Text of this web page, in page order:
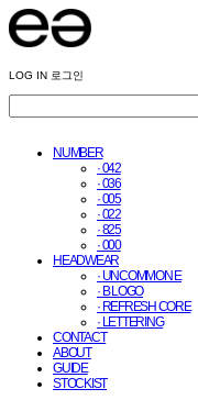
LOG IN 로그인
NUMBER
· 042
· 036
· 005
· 022
· 825
· 000
HEADWEAR
· UNCOMMON E
· B LOGO
· REFRESH CORE
· LETTERING
CONTACT
ABOUT
GUIDE
STOCKIST